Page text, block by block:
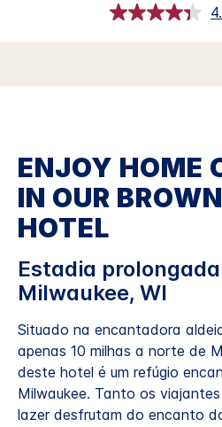
ENJOY HOME
IN OUR
HOTEL
Estadia
Milwaukee, WI
Situado na encantadora
apenas 10 milhas a norte de
deste hotel é um refúgio
Milwaukee. Tanto os
lazer desfrutam do encanto